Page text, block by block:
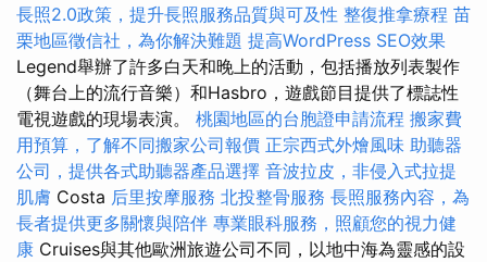
長照2.0政策，提升長照服務品質與可及性 整復推拿療程 苗
栗地區徵信社，為你解決難題 提高WordPress SEO效果
Legend舉辦了許多白天和晚上的活動，包括播放列表製作
（舞台上的流行音樂）和Hasbro，遊戲節目提供了標誌性
電視遊戲的現場表演。 桃園地區的台胞證申請流程 搬家費
用預算，了解不同搬家公司報價 正宗西式外燴風味 助聽器
公司，提供各式助聽器產品選擇 音波拉皮，非侵入式拉提
肌膚 Costa 后里按摩服務 北投整骨服務 長照服務內容，為
長者提供更多關懷與陪伴 專業眼科服務，照顧您的視力健
康 Cruises與其他歐洲旅遊公司不同，以地中海為靈感的設